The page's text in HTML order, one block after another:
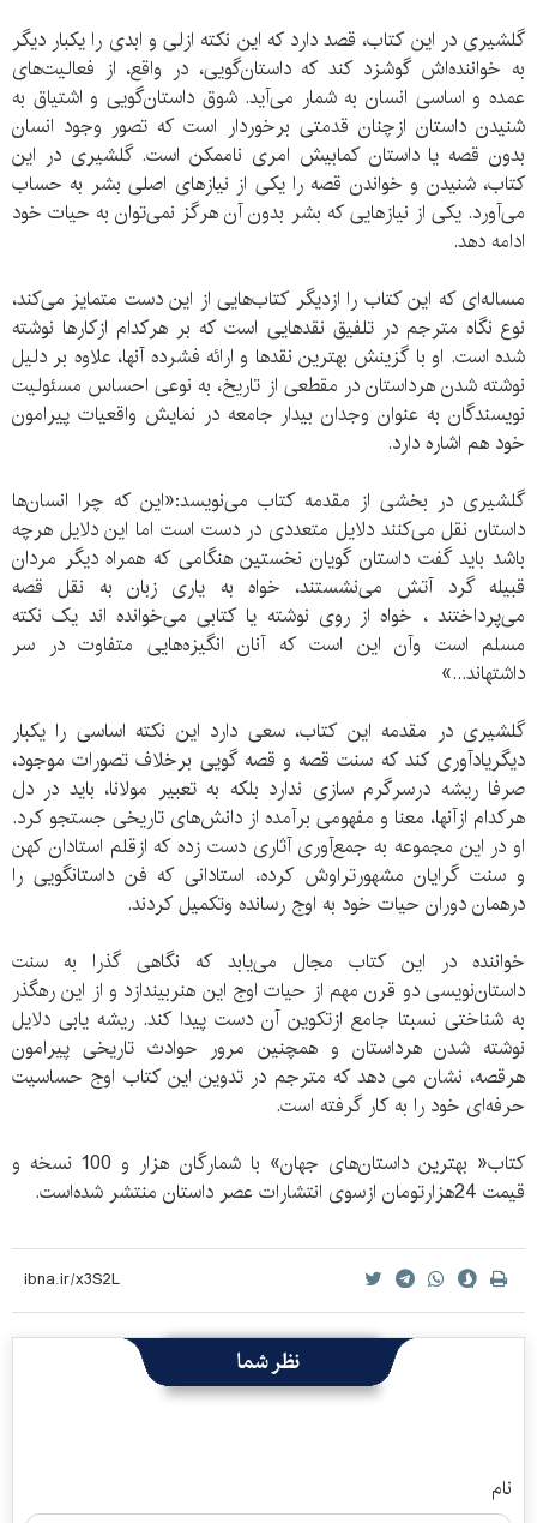
گلشیری در این کتاب، قصد دارد که این نکته ازلی و ابدی را یکبار دیگر
به خواننده‌اش گوشزد کند که داستان‌گویی، در واقع، از فعالیت‌های
عمده و اساسی انسان به شمار می‌آید. شوق داستان‌گویی و اشتیاق به
شنیدن داستان ازچنان قدمتی برخوردار است که تصور وجود انسان
بدون قصه یا داستان کمابیش امری ناممکن است. گلشیری در این
کتاب، شنیدن و خواندن قصه را یکی از نیازهای اصلی بشر به حساب
می‌آورد. یکی از نیازهایی که بشر بدون آن هرگز نمی‌توان به حیات خود
ادامه دهد.
مساله‌ای که این کتاب را ازدیگر کتاب‌هایی از این دست متمایز می‌کند،
نوع نگاه مترجم در تلفیق نقدهایی است که بر هرکدام ازکارها نوشته
شده است. او با گزینش بهترین نقدها و ارائه فشرده آنها، علاوه بر دلیل
نوشته شدن هرداستان در مقطعی از تاریخ، به نوعی احساس مسئولیت
نویسندگان به عنوان وجدان بیدار جامعه در نمایش واقعیات پیرامون
خود هم اشاره دارد.
گلشیری در بخشی از مقدمه کتاب می‌نویسد:«این که چرا انسان‌ها
داستان نقل می‌کنند دلایل متعددی در دست است اما این دلایل هرچه
باشد باید گفت داستان گویان نخستین هنگامی که همراه دیگر مردان
قبیله گرد آتش می‌نشستند، خواه به یاری زبان به نقل قصه
می‌پرداختند ، خواه از روی نوشته یا کتابی می‌خوانده اند یک نکته
مسلم است وآن این است که آنان انگیزه‌هایی متفاوت در سر
داشته‎اند...»
گلشیری در مقدمه این کتاب، سعی دارد این نکته اساسی را یکبار
دیگریادآوری کند که سنت قصه و قصه گویی برخلاف تصورات موجود،
صرفا ریشه درسرگرم سازی ندارد بلکه به تعبیر مولانا، باید در دل
هرکدام ازآنها، معنا و مفهومی برآمده از دانش‌های تاریخی جستجو کرد.
او در این مجموعه به جمع‌آوری آثاری دست زده که ازقلم استادان کهن
و سنت گرایان مشهورتراوش کرده، استادانی که فن داستانگویی را
درهمان دوران حیات خود به اوج رسانده وتکمیل کردند.
خواننده در این کتاب مجال می‌یابد که نگاهی گذرا به سنت
داستان‌نویسی دو قرن مهم از حیات اوج این هنربیندازد و از این رهگذر
به شناختی نسبتا جامع ازتکوین آن دست پیدا کند. ریشه یابی دلایل
نوشته شدن هرداستان و همچنین مرور حوادث تاریخی پیرامون
هرقصه، نشان می دهد که مترجم در تدوین این کتاب اوج حساسیت
حرفه‌ای خود را به کار گرفته است.
کتاب« بهترین داستان‌های جهان» با شمارگان هزار و 100 نسخه و
قیمت 24هزارتومان ازسوی انتشارات عصر داستان منتشر شده‌است.
نظر شما
نام